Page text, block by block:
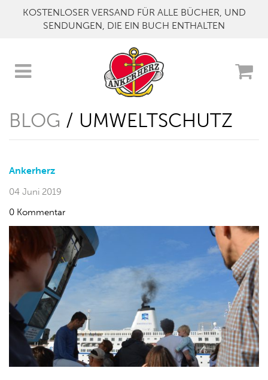
KOSTENLOSER VERSAND FÜR ALLE BÜCHER, UND
SENDUNGEN, DIE EIN BUCH ENTHALTEN
BLOG / UMWELTSCHUTZ
Ankerherz
04 Juni 2019
0 Kommentar